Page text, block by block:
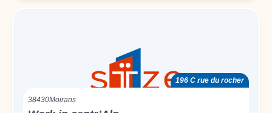
196 C rue du rocher
38430Moirans